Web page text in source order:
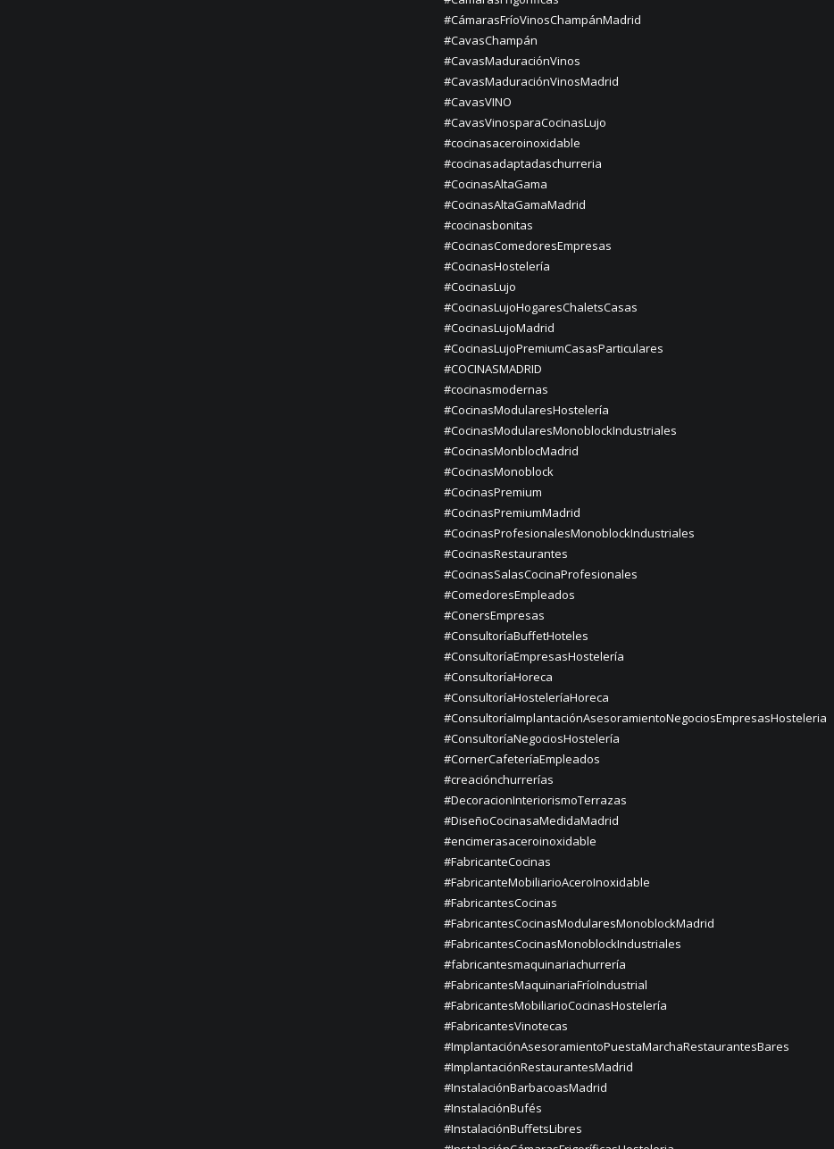
#CámarasFríoVinosChampánMadrid
#CavasChampán
#CavasMaduraciónVinos
#CavasMaduraciónVinosMadrid
#CavasVINO
#CavasVinosparaCocinasLujo
#cocinasaceroinoxidable
#cocinasadaptadaschurreria
#CocinasAltaGama
#CocinasAltaGamaMadrid
#cocinasbonitas
#CocinasComedoresEmpresas
#CocinasHostelería
#CocinasLujo
#CocinasLujoHogaresChaletsCasas
#CocinasLujoMadrid
#CocinasLujoPremiumCasasParticulares
#COCINASMADRID
#cocinasmodernas
#CocinasModularesHostelería
#CocinasModularesMonoblockIndustriales
#CocinasMonblocMadrid
#CocinasMonoblock
#CocinasPremium
#CocinasPremiumMadrid
#CocinasProfesionalesMonoblockIndustriales
#CocinasRestaurantes
#CocinasSalasCocinaProfesionales
#ComedoresEmpleados
#ConersEmpresas
#ConsultoríaBuffetHoteles
#ConsultoríaEmpresasHostelería
#ConsultoríaHoreca
#ConsultoríaHosteleríaHoreca
#ConsultoríaImplantaciónAsesoramientoNegociosEmpresasHosteleria
#ConsultoríaNegociosHostelería
#CornerCafeteríaEmpleados
#creaciónchurrerías
#DecoracionInteriorismoTerrazas
#DiseñoCocinasaMedidaMadrid
#encimerasaceroinoxidable
#FabricanteCocinas
#FabricanteMobiliarioAceroInoxidable
#FabricantesCocinas
#FabricantesCocinasModularesMonoblockMadrid
#FabricantesCocinasMonoblockIndustriales
#fabricantesmaquinariachurrería
#FabricantesMaquinariaFríoIndustrial
#FabricantesMobiliarioCocinasHostelería
#FabricantesVinotecas
#ImplantaciónAsesoramientoPuestaMarchaRestaurantesBares
#ImplantaciónRestaurantesMadrid
#InstalaciónBarbacoasMadrid
#InstalaciónBufés
#InstalaciónBuffetsLibres